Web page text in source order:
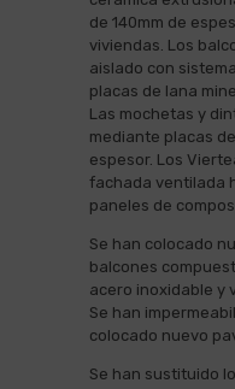
de 140mm de
viviendas. Los
aislado con
placas de lana
Las mochetas y
mediante placas
espesor. Los
fachada ventilada
paneles de
Se han colocado
balcones
acero inoxidable y
Se han
colocado nuevo
Se han sustituido